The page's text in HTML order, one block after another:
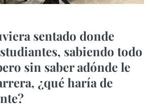
sentado donde
sabiendo todo
sin saber adónde le
¿qué haría de